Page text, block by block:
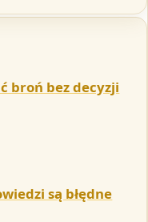
broń bez decyzji
są błędne